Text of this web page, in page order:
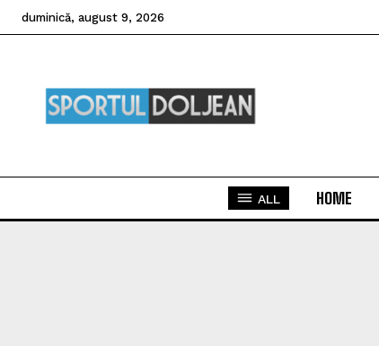
duminică, august 9, 2026
ALL HOME